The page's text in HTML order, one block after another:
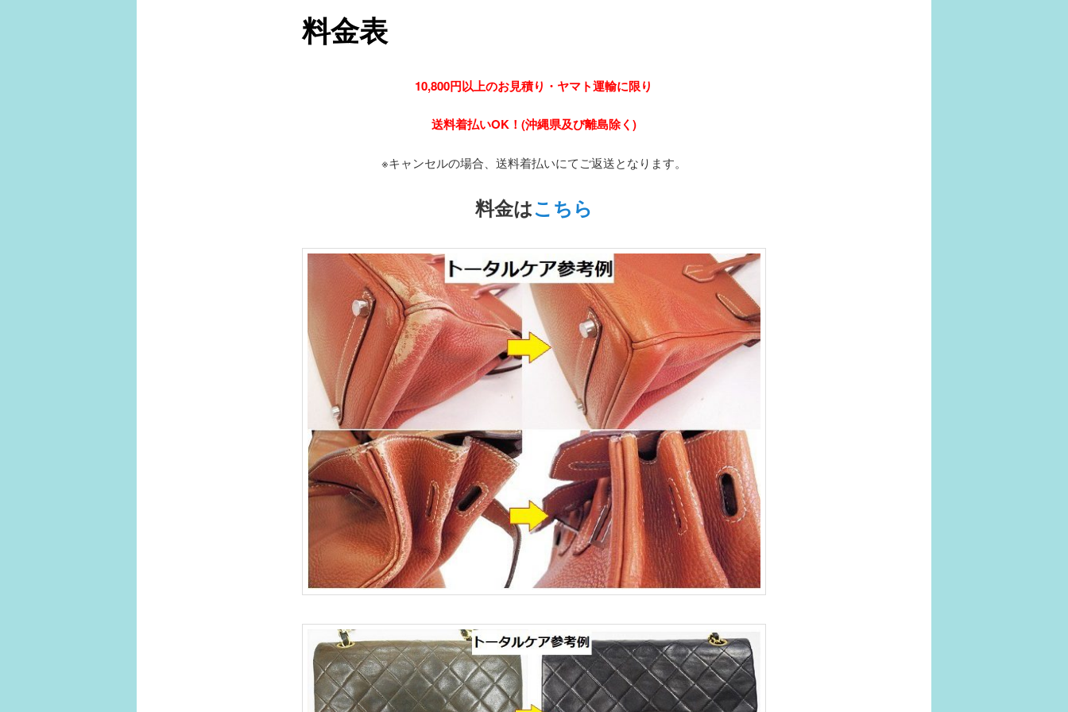
料金表
10,800円以上のお見積り・ヤマト運輸に限り
送料着払いOK！(沖縄県及び離島除く)
※キャンセルの場合、送料着払いにてご返送となります。
料金はこちら